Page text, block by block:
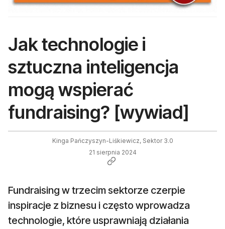
Jak technologie i
sztuczna inteligencja
mogą wspierać
fundraising? [wywiad]
Kinga Pańczyszyn-Liśkiewicz, Sektor 3.0
21 sierpnia 2024
Fundraising w trzecim sektorze czerpie
inspiracje z biznesu i często wprowadza
technologie, które usprawniają działania